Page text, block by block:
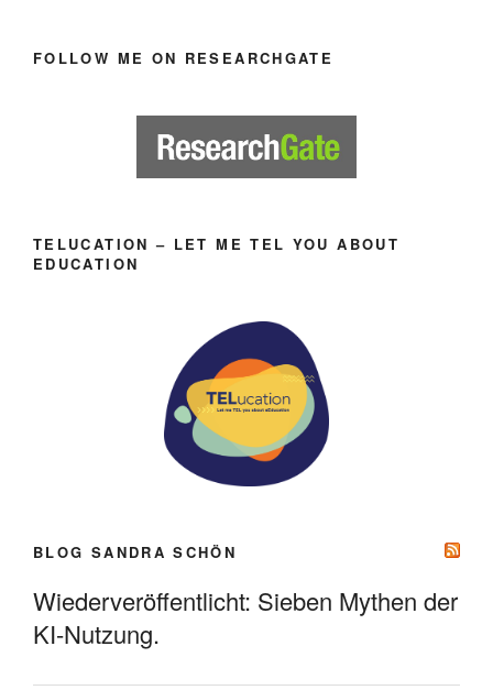
FOLLOW ME ON RESEARCHGATE
TELUCATION – LET ME TEL YOU ABOUT
EDUCATION
BLOG SANDRA SCHÖN
Wiederveröffentlicht: Sieben Mythen der
KI-Nutzung.